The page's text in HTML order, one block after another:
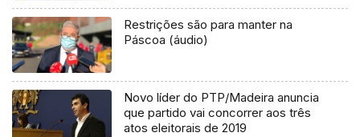
Restrições são para manter na
Páscoa (áudio)
Novo líder do PTP/Madeira anuncia
que partido vai concorrer aos três
atos eleitorais de 2019